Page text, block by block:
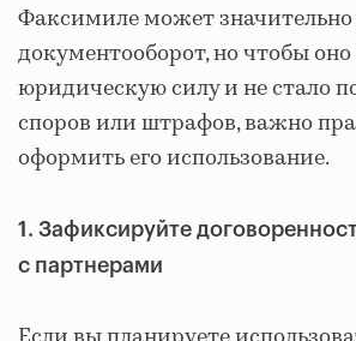
Факсимиле может значительно
документооборот, но чтобы
юридическую силу и не стало
споров или штрафов, важно
оформить его использование.
1. Зафиксируйте
с партнерами